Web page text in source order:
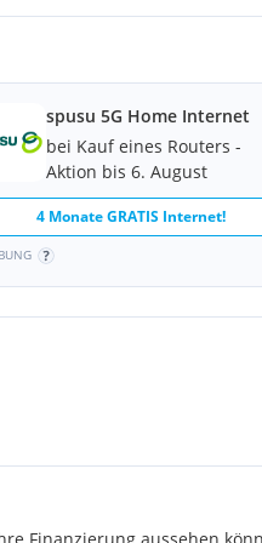
spusu 5G Home Internet
bei Kauf eines Routers -
Aktion bis 6. August
4 Monate GRATIS Internet!
Finanzierung aussehen